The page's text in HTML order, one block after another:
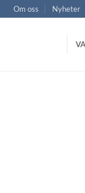
Om oss Nyheter